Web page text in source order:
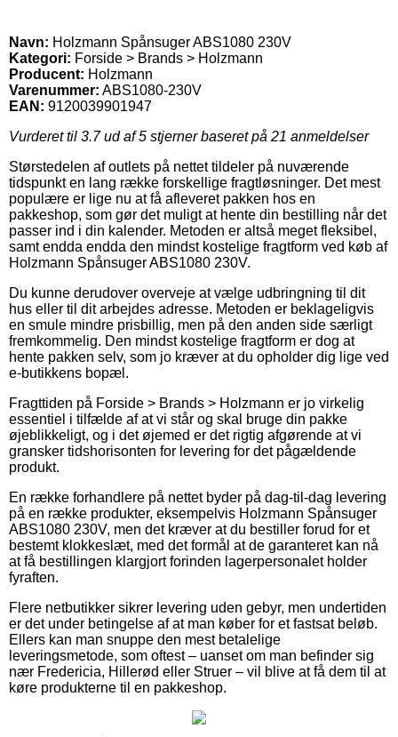
Navn: Holzmann Spånsuger ABS1080 230V
Kategori: Forside > Brands > Holzmann
Producent: Holzmann
Varenummer: ABS1080-230V
EAN: 9120039901947
Vurderet til 3.7ud af 5 stjerner baseret på 21 anmeldelser
Størstedelen af outlets på nettet tildeler på nuværende
tidspunkt en lang række forskellige fragtløsninger. Det mest
populære er lige nu at få afleveret pakken hos en
pakkeshop, som gør det muligt at hente din bestilling når det
passer ind i din kalender. Metoden er altså meget fleksibel,
samt endda endda den mindst kostelige fragtform ved køb af
Holzmann Spånsuger ABS1080 230V.
Du kunne derudover overveje at vælge udbringning til dit
hus eller til dit arbejdes adresse. Metoden er beklageligvis
en smule mindre prisbillig, men på den anden side særligt
fremkommelig. Den mindst kostelige fragtform er dog at
hente pakken selv, som jo kræver at du opholder dig lige ved
e-butikkens bopæl.
Fragttiden på Forside > Brands > Holzmann er jo virkelig
essentiel i tilfælde af at vi står og skal bruge din pakke
øjeblikkeligt, og i det øjemed er det rigtig afgørende at vi
gransker tidshorisonten for levering for det pågældende
produkt.
En række forhandlere på nettet byder på dag-til-dag levering
på en række produkter, eksempelvis Holzmann Spånsuger
ABS1080 230V, men det kræver at du bestiller forud for et
bestemt klokkeslæt, med det formål at de garanteret kan nå
at få bestillingen klargjort forinden lagerpersonalet holder
fyraften.
Flere netbutikker sikrer levering uden gebyr, men undertiden
er det under betingelse af at man køber for et fastsat beløb.
Ellers kan man snuppe den mest betalelige
leveringsmetode, som oftest – uanset om man befinder sig
nær Fredericia, Hillerød eller Struer – vil blive at få dem til at
køre produkterne til en pakkeshop.